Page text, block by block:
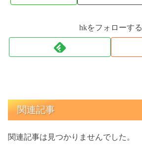
hkをフォローする
関連記事
関連記事は見つかりませんでした。